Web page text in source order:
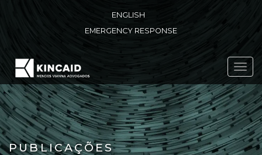
ENGLISH
EMERGENCY RESPONSE
PUBLICAÇÕES